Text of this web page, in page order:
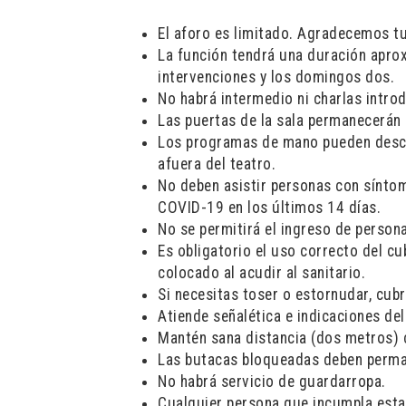
El aforo es limitado. Agradecemos
La función tendrá una duración
intervenciones y los domingos dos.
No habrá intermedio ni charlas
Las puertas de la sala
Los programas de mano pueden
afuera del teatro.
No deben asistir personas con
COVID-19 en los últimos 14 días.
No se permitirá el ingreso de
Es obligatorio el uso correcto del
colocado al acudir al sanitario.
Si necesitas toser o estornudar,
Atiende señalética e indicaciones
Mantén sana distancia (dos
Las butacas bloqueadas deben
No habrá servicio de guardarropa.